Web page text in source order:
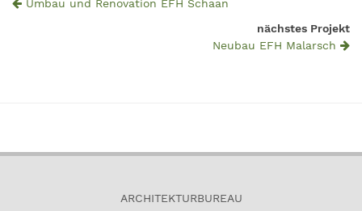
Umbau und Renovation EFH Schaan
nächstes Projekt
Neubau EFH Malarsch
ARCHITEKTURBUREAU